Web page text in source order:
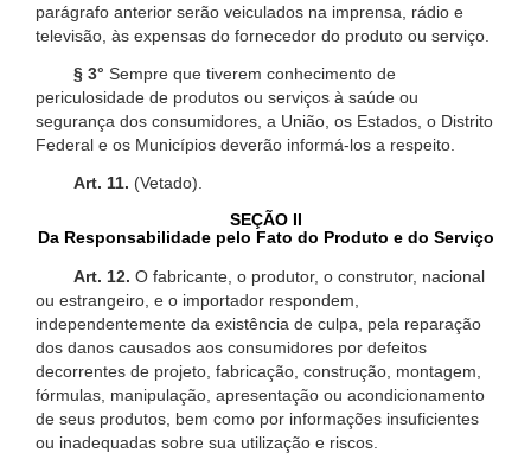
parágrafo anterior serão veiculados na imprensa, rádio e
televisão, às expensas do fornecedor do produto ou serviço.
§ 3° Sempre que tiverem conhecimento de
periculosidade de produtos ou serviços à saúde ou
segurança dos consumidores, a União, os Estados, o Distrito
Federal e os Municípios deverão informá-los a respeito.
Art. 11. (Vetado).
SEÇÃO II
Da Responsabilidade pelo Fato do Produto e do Serviço
Art. 12. O fabricante, o produtor, o construtor, nacional
ou estrangeiro, e o importador respondem,
independentemente da existência de culpa, pela reparação
dos danos causados aos consumidores por defeitos
decorrentes de projeto, fabricação, construção, montagem,
fórmulas, manipulação, apresentação ou acondicionamento
de seus produtos, bem como por informações insuficientes
ou inadequadas sobre sua utilização e riscos.